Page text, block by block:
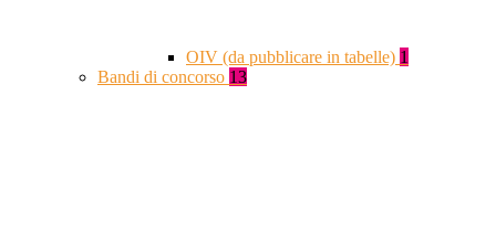
OIV (da pubblicare in tabelle) 1
Bandi di concorso 13